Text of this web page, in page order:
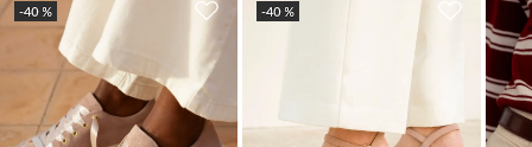
En savoir plus sur la gestion de vos données et vos droits